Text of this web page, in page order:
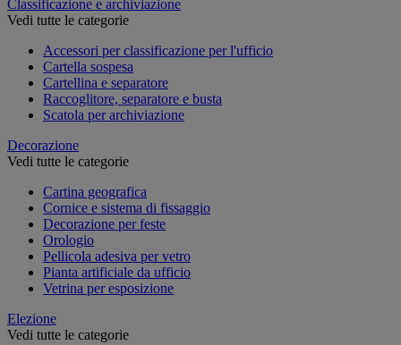
Classificazione e archiviazione
Vedi tutte le categorie
Accessori per classificazione per l'ufficio
Cartella sospesa
Cartellina e separatore
Raccoglitore, separatore e busta
Scatola per archiviazione
Decorazione
Vedi tutte le categorie
Cartina geografica
Cornice e sistema di fissaggio
Decorazione per feste
Orologio
Pellicola adesiva per vetro
Pianta artificiale da ufficio
Vetrina per esposizione
Elezione
Vedi tutte le categorie